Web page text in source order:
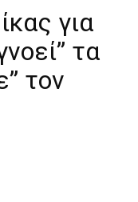
για
τα
τον